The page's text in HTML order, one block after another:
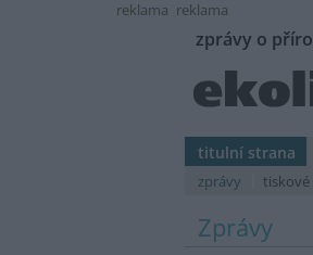
reklama reklama
zprávy o
titulní strana
zprávy tiskové
Zprávy